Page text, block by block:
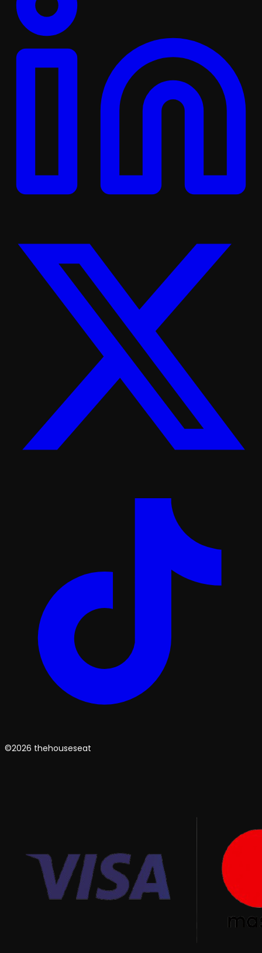
©2026 thehouseseat